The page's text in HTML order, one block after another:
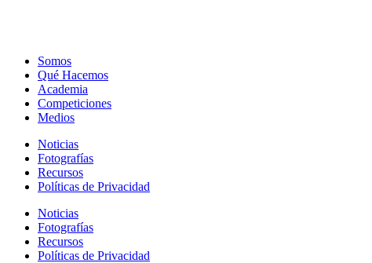
Somos
Qué Hacemos
Academia
Competiciones
Medios
Noticias
Fotografías
Recursos
Políticas de Privacidad
Noticias
Fotografías
Recursos
Políticas de Privacidad